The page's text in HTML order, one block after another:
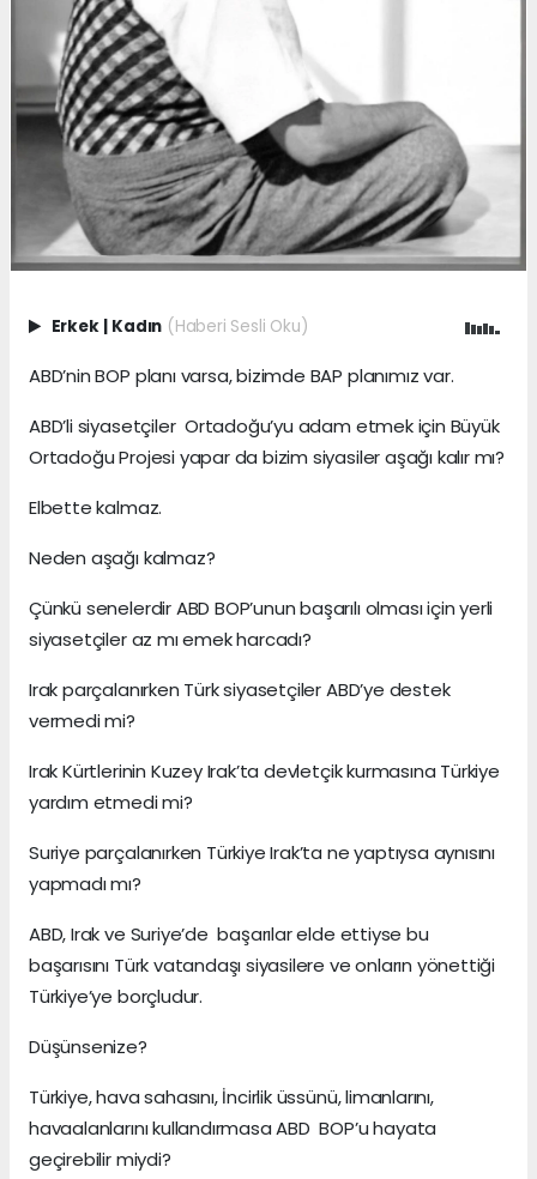
Erkek | Kadın (Haberi Sesli Oku)
ABD’nin BOP planı varsa, bizimde BAP planımız var.
ABD’li siyasetçiler Ortadoğu’yu adam etmek için Büyük
Ortadoğu Projesi yapar da bizim siyasiler aşağı kalır mı?
Elbette kalmaz.
Neden aşağı kalmaz?
Çünkü senelerdir ABD BOP’unun başarılı olması için yerli
siyasetçiler az mı emek harcadı?
Irak parçalanırken Türk siyasetçiler ABD’ye destek
vermedi mi?
Irak Kürtlerinin Kuzey Irak’ta devletçik kurmasına Türkiye
yardım etmedi mi?
Suriye parçalanırken Türkiye Irak’ta ne yaptıysa aynısını
yapmadı mı?
ABD, Irak ve Suriye’de başarılar elde ettiyse bu
başarısını Türk vatandaşı siyasilere ve onların yönettiği
Türkiye’ye borçludur.
Düşünsenize?
Türkiye, hava sahasını, İncirlik üssünü, limanlarını,
havaalanlarını kullandırmasa ABD BOP’u hayata
geçirebilir miydi?